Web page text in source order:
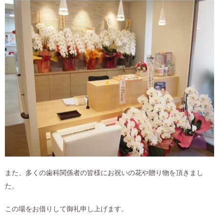
また、多くの歯科関係者の皆様にお祝いの花や贈り物を頂きまし
た。
この場をお借りして御礼申し上げます。